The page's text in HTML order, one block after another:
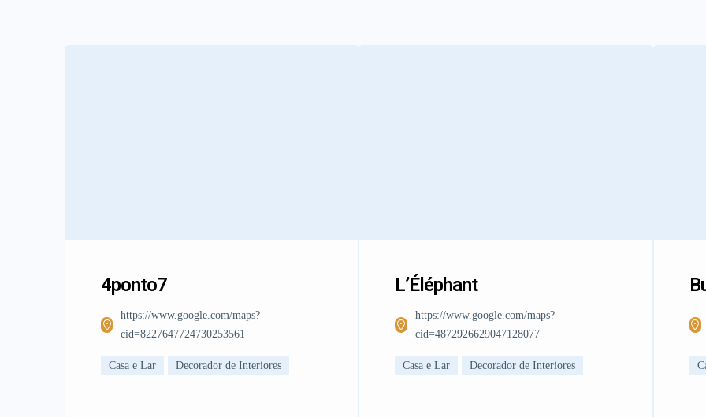
4ponto7
https://www.google.com/maps?
cid=8227647724730253561
Casa e Lar Decorador de Interiores
L’Éléphant
https://www.google.com/maps?
cid=4872926629047128077
Casa e Lar Decorador de Interiores